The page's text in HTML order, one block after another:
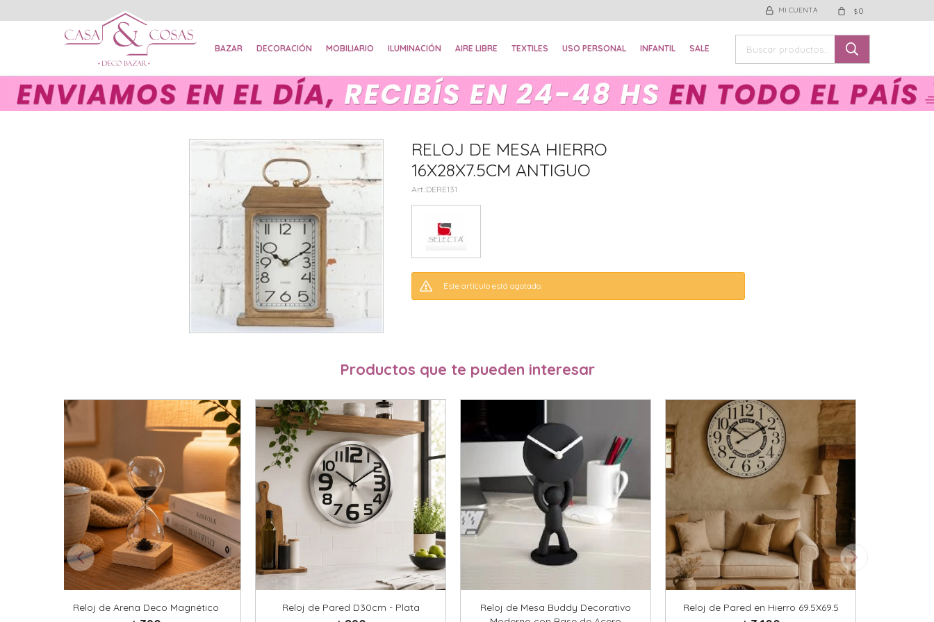
BAZAR DECORACIÓN MOBILIARIO ILUMINACIÓN AIRE LIBRE TEXTILES USO PERSONAL INFANTIL SALE
$0
RELOJ DE MESA HIERRO
16X28X7.5CM ANTIGUO
DERE131
Este artículo está agotado.
Productos que te pueden interesar
Reloj de Arena Deco Magnético
Reloj de Pared D30cm - Plata
Reloj de Mesa Buddy Decorativo
Reloj de Pared en Hierro 69.5X69.5